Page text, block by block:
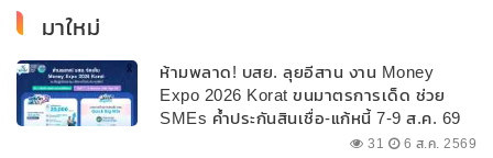
มาใหม่
ห้ามพลาด! บสย. ลุยอีสาน งาน Money
Expo 2026 Korat ขนมาตรการเด็ด ช่วย
SMEs ค้ำประกันสินเชื่อ-แก้หนี้ 7-9 ส.ค. 69
31 6 ส.ค. 2569